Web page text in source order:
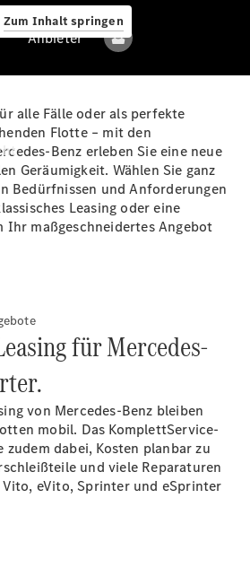
Zum Inhalt springen
Anbieter
alle Fälle oder als perfekte
Flotte – mit den
Benz erleben Sie eine neue
Geräumigkeit. Wählen Sie ganz
Bedürfnissen und Anforderungen
Leasing oder eine
Ihr maßgeschneidertes Angebot
für Mercedes-
von Mercedes-Benz bleiben
mobil. Das KomplettService-
dabei, Kosten planbar zu
und viele Reparaturen
eVito, Sprinter und eSprinter